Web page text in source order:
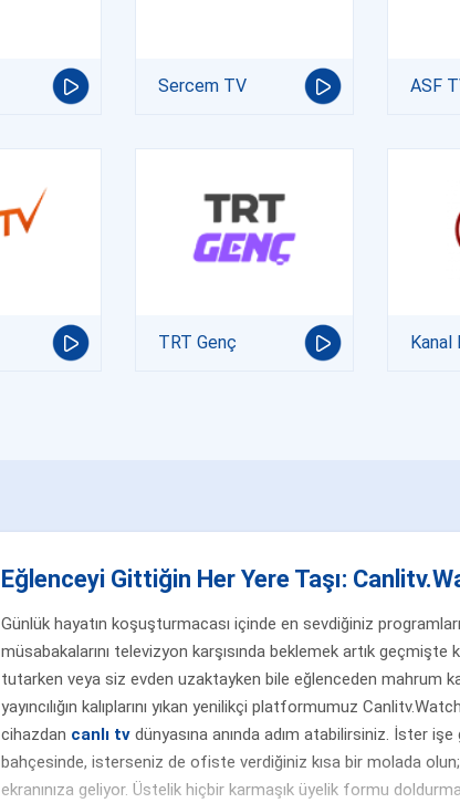
Sercem TV ASF
TRT Genç Kanal
Eğlenceyi Gittiğin Her Yere Taşı:
Günlük hayatın koşuşturmacası içinde en sevdiğiniz
müsabakalarını televizyon karşısında beklemek artık geçmişte
tutarken veya siz evden uzaktayken bile eğlenceden mahrum
yayıncılığın kalıplarını yıkan yenilikçi platformumuz
cihazdan canlı tv dünyasına anında adım atabilirsiniz. İster işe
bahçesinde, isterseniz de ofiste verdiğiniz kısa bir molada
ekranınıza geliyor. Üstelik hiçbir karmaşık üyelik formu